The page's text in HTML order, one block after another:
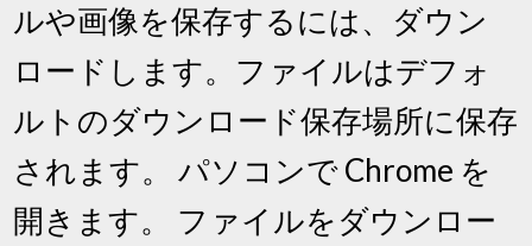
ルや画像を保存するには、ダウン
ロードします。ファイルはデフォ
ルトのダウンロード保存場所に保存
されます。 パソコンで Chrome を
開きます。 ファイルをダウンロー